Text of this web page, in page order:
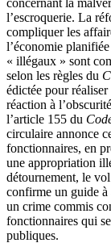
l’escroquerie. La
compliquer les
l’économie
« illégaux » sont
selon les règles du
édictée pour
réaction à
l’article 155 du
circulaire annonce
fonctionnaires, en
une appropriation
détournement, le
confirme un guide à
un crime commis
fonctionnaires qui
publiques.